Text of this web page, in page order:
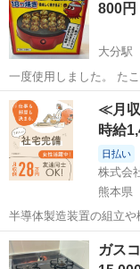
800円
大分駅
一度使用しました。 たこ焼き機 18個 取り扱い説明書付き 通電確認済
み大分 大分市 大分
≪月収
時給
日払い
株式会
熊本県
半導体製造装置の組立
中★ワンルーム寮完備！
車場あり！正社員登用あり！《
熊本 その他
ガス